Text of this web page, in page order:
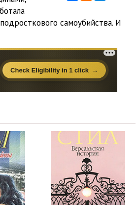
08:19
08:21
08:12
08:32
08:31
08:13
самоубийства. И